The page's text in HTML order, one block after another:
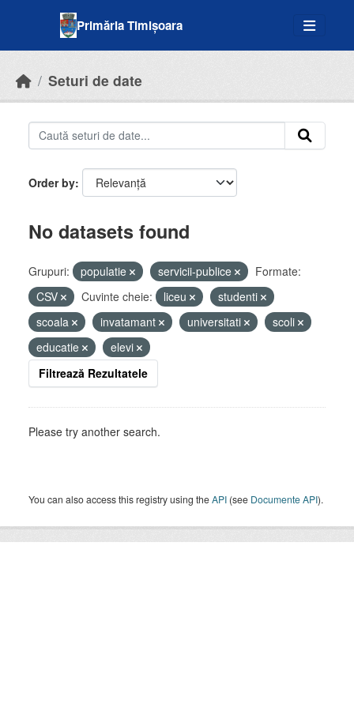
Primăria Timișoara
Seturi de date
Order by
No datasets found
Grupuri: populatie servicii-publice
Formate:
CSV
Cuvinte cheie: liceu
studenti
scoala
invatamant universitati
scoli
educatie
elevi
Filtrează Rezultatele
Please try another search.
You can also access this registry using theAPI (see Documente API).